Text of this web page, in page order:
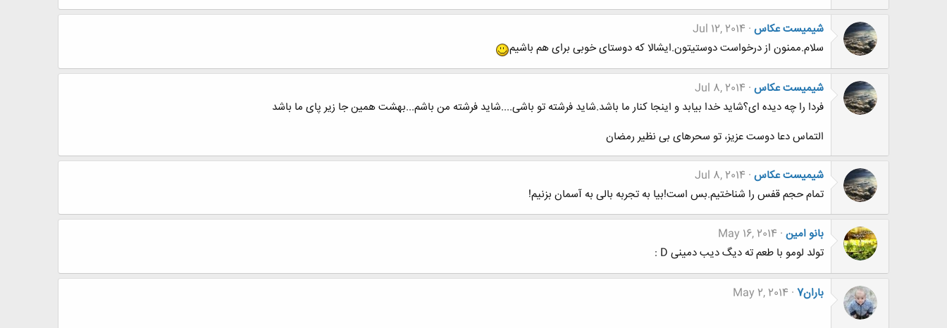
شیمیست عکاس Jul 12, 2014
سلام.ممنون از درخواست دوستیتون.ایشالا که دوستای خوبی برای هم باشیم
شیمیست عکاس Jul 8, 2014
فردا را چه دیده ای؟شاید خدا بیابد و اینجا کنار ما باشد.شاید فرشته تو باشی....شاید فرشته من باشم...بهشت همین جا زیر پای ما باشد
التماس دعا دوست عزیز، تو سحرهای بی نظیر رمضان
شیمیست عکاس Jul 8, 2014
تمام حجم قفس را شناختیم.بس است!بیا به تجربه بالی به آسمان بزنیم!
بانو امین May 16, 2014
تولد لومو با طعم ته دیگ دیب دمینی D :
باران7 May 2, 2014